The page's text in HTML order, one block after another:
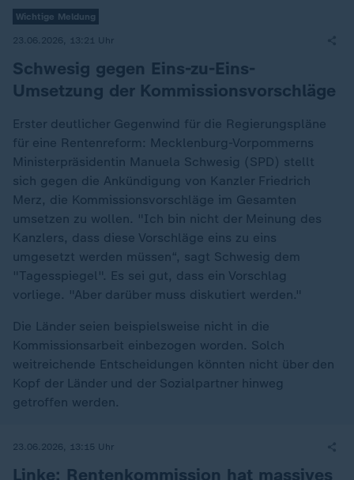
Wichtige Meldung
23.06.2026, 13:21 Uhr
Schwesig gegen Eins-zu-Eins-
Umsetzung der Kommissionsvorschläge
Erster deutlicher Gegenwind für die Regierungspläne
für eine Rentenreform: Mecklenburg-Vorpommerns
Ministerpräsidentin Manuela Schwesig (SPD) stellt
sich gegen die Ankündigung von Kanzler Friedrich
Merz, die Kommissionsvorschläge im Gesamten
umsetzen zu wollen. "Ich bin nicht der Meinung des
Kanzlers, dass diese Vorschläge eins zu eins
umgesetzt werden müssen“, sagt Schwesig dem
"Tagesspiegel". Es sei gut, dass ein Vorschlag
vorliege. "Aber darüber muss diskutiert werden."
Die Länder seien beispielsweise nicht in die
Kommissionsarbeit einbezogen worden. Solch
weitreichende Entscheidungen könnten nicht über den
Kopf der Länder und der Sozialpartner hinweg
getroffen werden.
23.06.2026, 13:15 Uhr
Linke: Rentenkommission hat massives